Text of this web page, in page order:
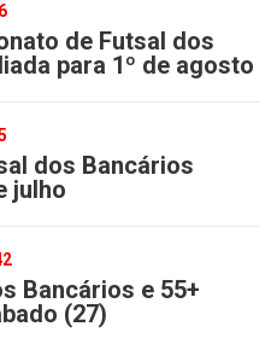
de Futsal dos
para 1º de agosto
dos Bancários
julho
Bancários e 55+
(27)